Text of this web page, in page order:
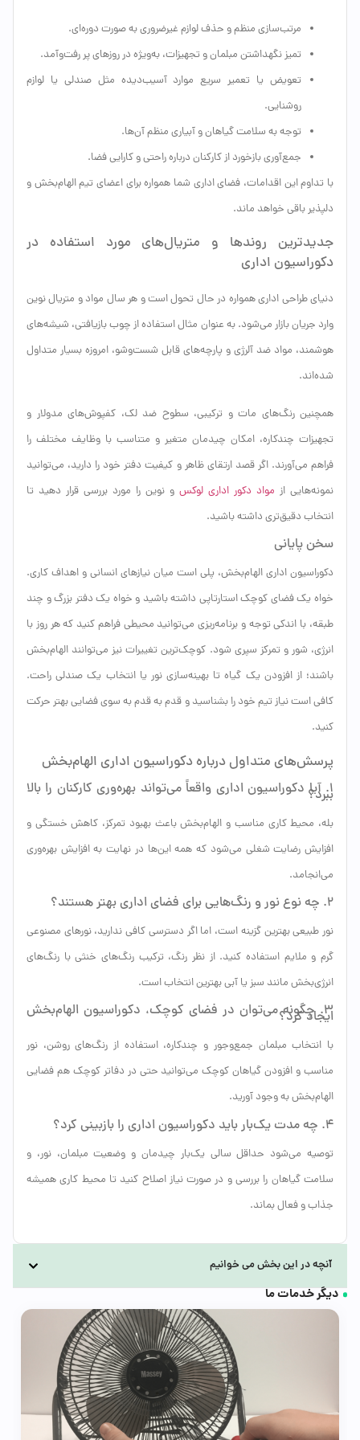
مرتب‌سازی منظم و حذف لوازم غیرضروری به صورت دوره‌ای.
تمیز نگهداشتن مبلمان و تجهیزات، به‌ویژه در روزهای پر رفت‌وآمد.
تعویض یا تعمیر سریع موارد آسیب‌دیده مثل صندلی یا لوازم
روشنایی.
توجه به سلامت گیاهان و آبیاری منظم آن‌ها.
جمع‌آوری بازخورد از کارکنان درباره راحتی و کارایی فضا.
با تداوم این اقدامات، فضای اداری شما همواره برای اعضای تیم الهام‌بخش و
دلپذیر باقی خواهد ماند.
جدیدترین روندها و متریال‌های مورد استفاده در
دکوراسیون اداری
دنیای طراحی اداری همواره در حال تحول است و هر سال مواد و متریال نوین
وارد جریان بازار می‌شود. به عنوان مثال استفاده از چوب بازیافتی، شیشه‌های
هوشمند، مواد ضد آلرژی و پارچه‌های قابل شست‌وشو، امروزه بسیار متداول
شده‌اند.
همچنین رنگ‌های مات و ترکیبی، سطوح ضد لک، کفپوش‌های مدولار و
تجهیزات چندکاره، امکان چیدمان متغیر و متناسب با وظایف مختلف را
فراهم می‌آورند. اگر قصد ارتقای ظاهر و کیفیت دفتر خود را دارید، می‌توانید
نمونه‌هایی از مواد دکور اداری لوکس و نوین را مورد بررسی قرار دهید تا
انتخاب دقیق‌تری داشته باشید.
سخن پایانی
دکوراسیون اداری الهام‌بخش، پلی است میان نیازهای انسانی و اهداف کاری.
خواه یک فضای کوچک استارتاپی داشته باشید و خواه یک دفتر بزرگ و چند
طبقه، با اندکی توجه و برنامه‌ریزی می‌توانید محیطی فراهم کنید که هر روز با
انرژی، شور و تمرکز سپری شود. کوچک‌ترین تغییرات نیز می‌توانند الهام‌بخش
باشند؛ از افزودن یک گیاه تا بهینه‌سازی نور یا انتخاب یک صندلی راحت.
کافی است نیاز تیم خود را بشناسید و قدم به قدم به سوی فضایی بهتر حرکت
کنید.
پرسش‌های متداول درباره دکوراسیون اداری الهام‌بخش
۱. آیا دکوراسیون اداری واقعاً می‌تواند بهره‌وری کارکنان را بالا
ببرد؟
بله، محیط کاری مناسب و الهام‌بخش باعث بهبود تمرکز، کاهش خستگی و
افزایش رضایت شغلی می‌شود که همه این‌ها در نهایت به افزایش بهره‌وری
می‌انجامد.
۲. چه نوع نور و رنگ‌هایی برای فضای اداری بهتر هستند؟
نور طبیعی بهترین گزینه است، اما اگر دسترسی کافی ندارید، نورهای مصنوعی
گرم و ملایم استفاده کنید. از نظر رنگ، ترکیب رنگ‌های خنثی با رنگ‌های
انرژی‌بخش مانند سبز یا آبی بهترین انتخاب است.
۳. چگونه می‌توان در فضای کوچک، دکوراسیون الهام‌بخش
ایجاد کرد؟
با انتخاب مبلمان جمع‌وجور و چندکاره، استفاده از رنگ‌های روشن، نور
مناسب و افزودن گیاهان کوچک می‌توانید حتی در دفاتر کوچک هم فضایی
الهام‌بخش به وجود آورید.
۴. چه مدت یک‌بار باید دکوراسیون اداری را بازبینی کرد؟
توصیه می‌شود حداقل سالی یک‌بار چیدمان و وضعیت مبلمان، نور، و
سلامت گیاهان را بررسی و در صورت نیاز اصلاح کنید تا محیط کاری همیشه
جذاب و فعال بماند.
آنچه در این بخش می خوانیم
دیگر خدمات ما